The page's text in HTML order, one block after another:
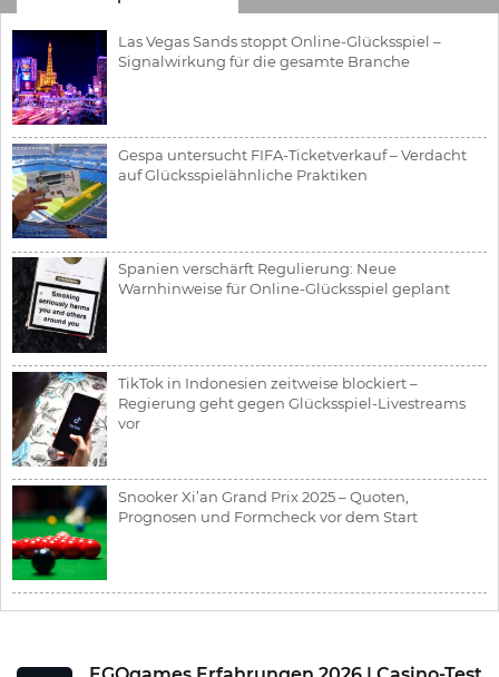
Las Vegas Sands stoppt Online-Glücksspiel –
Signalwirkung für die gesamte Branche
Gespa untersucht FIFA-Ticketverkauf – Verdacht
auf Glücksspielähnliche Praktiken
Spanien verschärft Regulierung: Neue
Warnhinweise für Online-Glücksspiel geplant
TikTok in Indonesien zeitweise blockiert –
Regierung geht gegen Glücksspiel-Livestreams
vor
Snooker Xi’an Grand Prix 2025 – Quoten,
Prognosen und Formcheck vor dem Start